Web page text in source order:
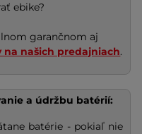
ebike?
garančnom aj
na našich predajniach.
a údržbu batérií:
batérie - pokiaľ nie